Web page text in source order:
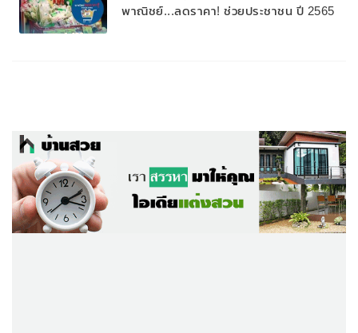
พาณิชย์...ลดราคา! ช่วยประชาชน ปี 2565